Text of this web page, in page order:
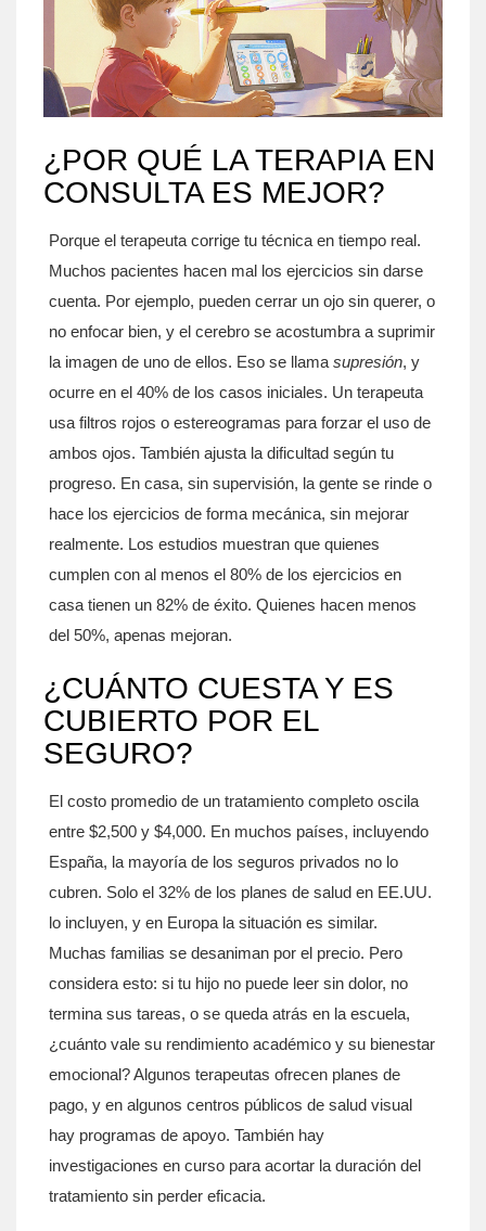
¿POR QUÉ LA TERAPIA EN
CONSULTA ES MEJOR?
Porque el terapeuta corrige tu técnica en tiempo real.
Muchos pacientes hacen mal los ejercicios sin darse
cuenta. Por ejemplo, pueden cerrar un ojo sin querer, o
no enfocar bien, y el cerebro se acostumbra a suprimir
la imagen de uno de ellos. Eso se llama supresión, y
ocurre en el 40% de los casos iniciales. Un terapeuta
usa filtros rojos o estereogramas para forzar el uso de
ambos ojos. También ajusta la dificultad según tu
progreso. En casa, sin supervisión, la gente se rinde o
hace los ejercicios de forma mecánica, sin mejorar
realmente. Los estudios muestran que quienes
cumplen con al menos el 80% de los ejercicios en
casa tienen un 82% de éxito. Quienes hacen menos
del 50%, apenas mejoran.
¿CUÁNTO CUESTA Y ES
CUBIERTO POR EL
SEGURO?
El costo promedio de un tratamiento completo oscila
entre $2,500 y $4,000. En muchos países, incluyendo
España, la mayoría de los seguros privados no lo
cubren. Solo el 32% de los planes de salud en EE.UU.
lo incluyen, y en Europa la situación es similar.
Muchas familias se desaniman por el precio. Pero
considera esto: si tu hijo no puede leer sin dolor, no
termina sus tareas, o se queda atrás en la escuela,
¿cuánto vale su rendimiento académico y su bienestar
emocional? Algunos terapeutas ofrecen planes de
pago, y en algunos centros públicos de salud visual
hay programas de apoyo. También hay
investigaciones en curso para acortar la duración del
tratamiento sin perder eficacia.